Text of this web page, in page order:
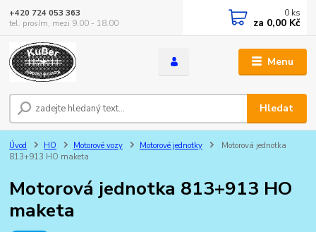
Menu
Hledat
+420 724 053 363
tel. prosím, mezi 9.00 - 18.00
0 ks
za 0,00 Kč
Úvod HO Motorové vozy Motorové jednotky
Motorová jednotka
813+913 HO maketa
Motorová jednotka 813+913 HO
maketa